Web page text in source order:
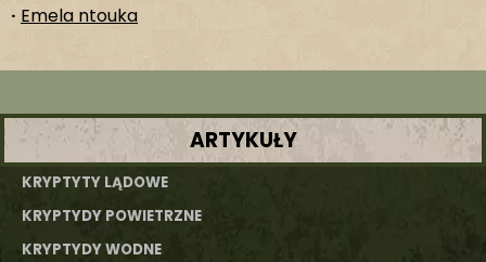
· Emela ntouka
ARTYKUŁY
KRYPTYTY LĄDOWE
KRYPTYDY POWIETRZNE
KRYPTYDY WODNE